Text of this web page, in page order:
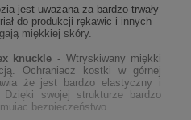
jest uważana za bardzo trwały
do produkcji rękawic i innych
miękkiej skóry.
knuckle - Wtryskiwany miękki
Ochraniacz kostki w górnej
że jest bardzo elastyczny i
Dzięki swojej strukturze bardzo
bezpieczeństwo.